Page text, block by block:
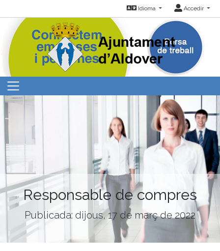
Idioma Accedir
Responsable de compres
Publicada: dijous, 17 de març de 2022